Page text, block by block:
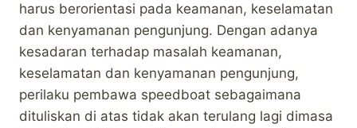
harus berorientasi pada keamanan, keselamatan
dan kenyamanan pengunjung. Dengan adanya
kesadaran terhadap masalah keamanan,
keselamatan dan kenyamanan pengunjung,
perilaku pembawa speedboat sebagaimana
dituliskan di atas tidak akan terulang lagi dimasa